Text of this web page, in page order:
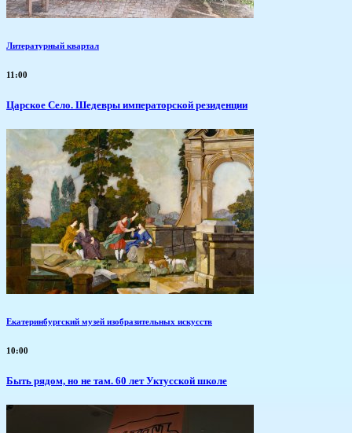
Литературный квартал
11:00
Царское Село. Шедевры императорской резиденции
Екатеринбургский музей изобразительных искусств
10:00
Быть рядом, но не там. 60 лет Уктусской школе